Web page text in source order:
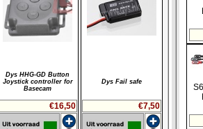
Dys HHG-GD Button
Joystick controller for
Basecam
€16,50
Dys Fail safe
€7,50